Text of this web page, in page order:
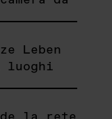
Leben
luoghi